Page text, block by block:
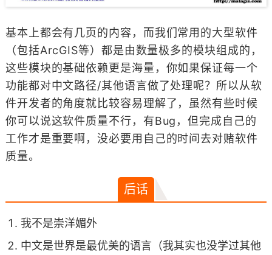
基本上都会有几页的内容，而我们常用的大型软件
（包括ArcGIS等）都是由数量极多的模块组成的，
这些模块的基础依赖更是海量，你如果保证每一个
功能都对中文路径/其他语言做了处理呢？所以从软
件开发者的角度就比较容易理解了，虽然有些时候
你可以说这软件质量不行，有Bug，但完成自己的
工作才是重要啊，没必要用自己的时间去对赌软件
质量。
后话
我不是崇洋媚外
中文是世界是最优美的语言（我其实也没学过其他